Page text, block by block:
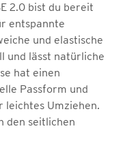
2.0 bist du bereit
entspannte
und elastische
und lässt natürliche
hat einen
Passform und
leichtes Umziehen.
den seitlichen